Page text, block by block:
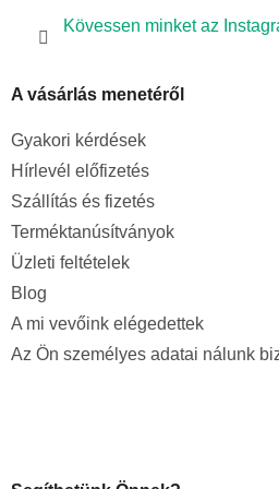
Kövessen minket az
A vásárlás menetéről
Gyakori kérdések
Hírlevél előfizetés
Szállítás és fizetés
Terméktanúsítványok
Üzleti feltételek
Blog
A mi vevőink elégedettek
Az Ön személyes adatai nálunk